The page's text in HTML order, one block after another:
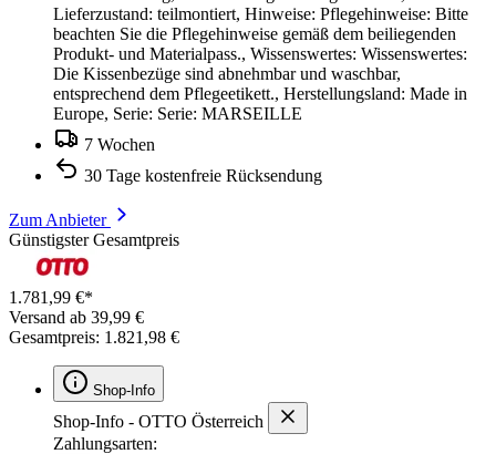
Lieferzustand: teilmontiert, Hinweise: Pflegehinweise: Bitte
beachten Sie die Pflegehinweise gemäß dem beiliegenden
Produkt- und Materialpass., Wissenswertes: Wissenswertes:
Die Kissenbezüge sind abnehmbar und waschbar,
entsprechend dem Pflegeetikett., Herstellungsland: Made in
Europe, Serie: Serie: MARSEILLE
7 Wochen
30 Tage kostenfreie Rücksendung
Zum Anbieter
Günstigster Gesamtpreis
1.781,99 €*
Versand ab 39,99 €
Gesamtpreis: 1.821,98 €
Shop-Info
Shop-Info - OTTO Österreich
Zahlungsarten: